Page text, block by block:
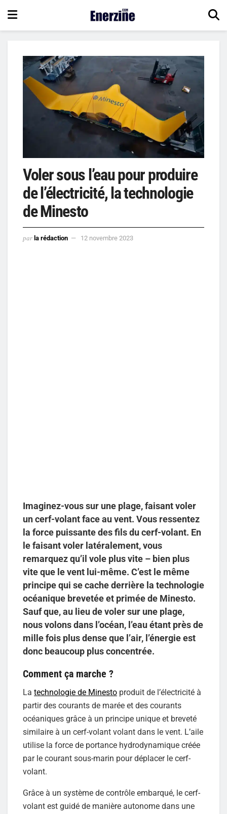
Voler sous l’eau pour produire
de l’électricité, la technologie
de Minesto
par la rédaction 12 novembre 2023
Imaginez-vous sur une plage, faisant voler
un cerf-volant face au vent. Vous ressentez
la force puissante des fils du cerf-volant. En
le faisant voler latéralement, vous
remarquez qu’il vole plus vite – bien plus
vite que le vent lui-même. C’est le même
principe qui se cache derrière la technologie
océanique brevetée et primée de Minesto.
Sauf que, au lieu de voler sur une plage,
nous volons dans l’océan, l’eau étant près de
mille fois plus dense que l’air, l’énergie est
donc beaucoup plus concentrée.
Comment ça marche ?
La technologie de Minesto produit de l’électricité à
partir des courants de marée et des courants
océaniques grâce à un principe unique et breveté
similaire à un cerf-volant volant dans le vent. L’aile
utilise la force de portance hydrodynamique créée
par le courant sous-marin pour déplacer le cerf-
volant.
Grâce à un système de contrôle embarqué, le cerf-
volant est guidé de manière autonome dans une